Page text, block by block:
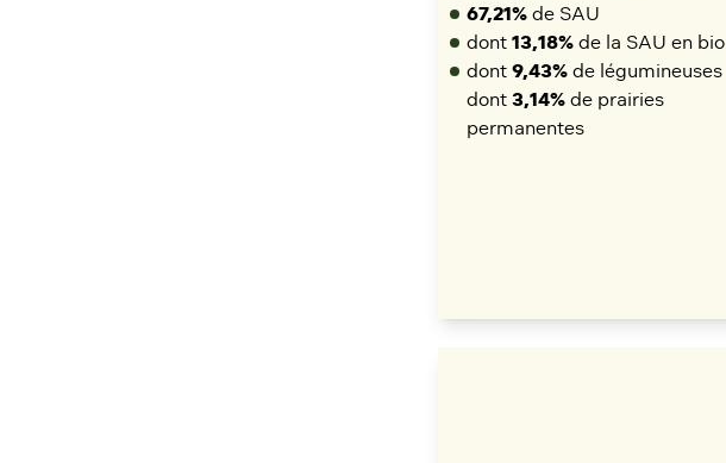
67,21% de SAU
dont 13,18% de la SAU en bio
dont 9,43% de légumineuses
dont 3,14% de prairies
permanentes